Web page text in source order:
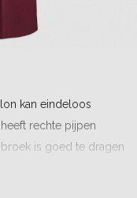
kan eindeloos
rechte pijpen
is goed te dragen